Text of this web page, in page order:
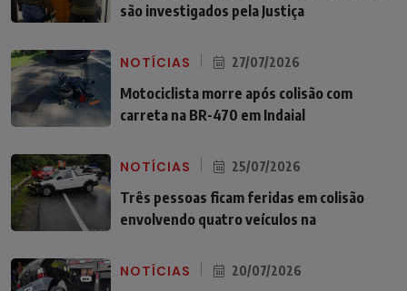
são investigados pela Justiça
NOTÍCIAS 27/07/2026
Motociclista morre após colisão com
carreta na BR-470 em Indaial
NOTÍCIAS 25/07/2026
Três pessoas ficam feridas em colisão
envolvendo quatro veículos na
NOTÍCIAS 20/07/2026